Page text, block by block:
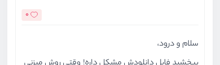
0
سلام و درود،